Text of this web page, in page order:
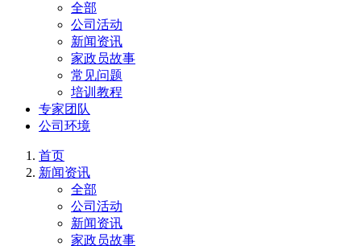
全部
公司活动
新闻资讯
家政员故事
常见问题
培训教程
专家团队
公司环境
首页
新闻资讯
全部
公司活动
新闻资讯
家政员故事